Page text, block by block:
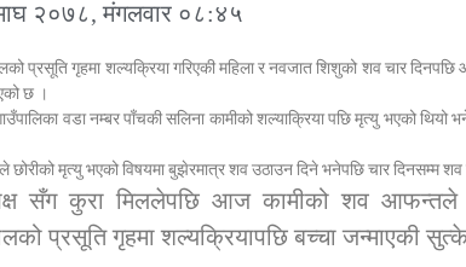
सामाजिक बिकास कार्यालय जुम्लाकाे सुचना
२०७८, मंगलवार ०८:४५
प्रसूति गृहमा शल्यक्रिया गरिएकी महिला र नवजात शिशुको शव चार
छ ।
वडा नम्बर पाँचकी सलिना कामीको शल्याक्रिया पछि मृत्यु भएको
छोरीको मृत्यु भएको विषयमा बुझेरमात्र शव उठाउन दिने भनेपछि चार दिनसम्म
सँग कुरा मिललेपछि आज कामीको शव आफन्तले
प्रसूति गृहमा शल्यक्रियापछि बच्चा जन्माएकी